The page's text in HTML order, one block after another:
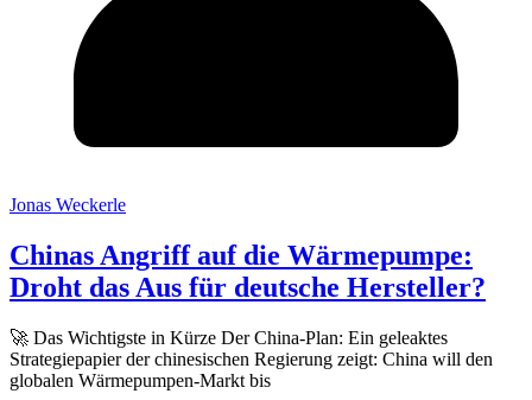
Jonas Weckerle
Chinas Angriff auf die Wärmepumpe:
Droht das Aus für deutsche Hersteller?
🚀 Das Wichtigste in Kürze Der China-Plan: Ein geleaktes
Strategiepapier der chinesischen Regierung zeigt: China will den
globalen Wärmepumpen-Markt bis